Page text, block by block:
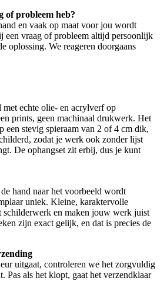
of probleem heb?
en vaak op maat voor jou wordt
een vraag of probleem altijd persoonlijk
oplossing. We reageren doorgaans
echte olie- en acrylverf op
prints, geen machinaal drukwerk. Het
een stevig spieraam van 2 of 4 cm dik,
zodat je werk ook zonder lijst
De ophangset zit erbij, dus je kunt
hand naar het voorbeeld wordt
uniek. Kleine, karaktervolle
schilderwerk en maken jouw werk juist
zijn exact gelijk, en dat is precies de
uitgaat, controleren we het zorgvuldig
Pas als het klopt, gaat het verzendklaar